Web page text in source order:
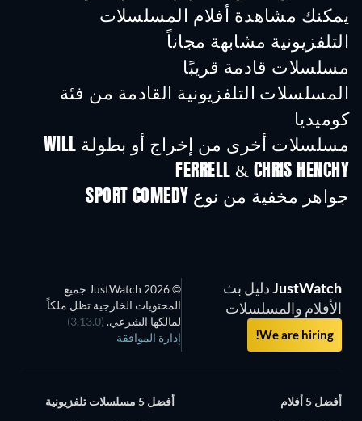
يمكنك مشاهدة أفلام المسلسلات
التلفزيونية مشابهة مجاناً
تلفزيون
مسلسلات قادمة قريبًا
تلفزيون
المسلسلات التلفزيونية القادمة من فئة
كوميديا
مسلسلات أخرى من إخراج أو بطولة WILL
FERRELL & CHRIS HENCHY
تلفزيون
جواهر مخفية من نوع SPORT COMEDY
تلفزيون
JustWatchدليل بث
الأفلام والمسلسلات
We are hiring!
© 2026 JustWatch جميع
المحتويات الخارجية تظل ملكاً
لمالكها الشرعي. (3.13.0)
إدارة الموافقة
أفضل 5 أفلام
أفضل 5 مسلسلات تلفزيونية